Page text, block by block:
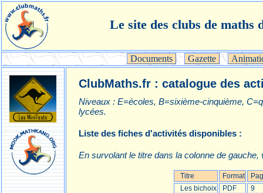
Le site des clubs de maths
Documents Gazette
ClubMaths.fr : catalogue des
Niveaux : E=écoles, B=sixième-cinquième,
lycées.
Liste des fiches d'activités disponibles :
En survolant le titre dans la colonne de
Titre Format
Les bichoix
PDF 9